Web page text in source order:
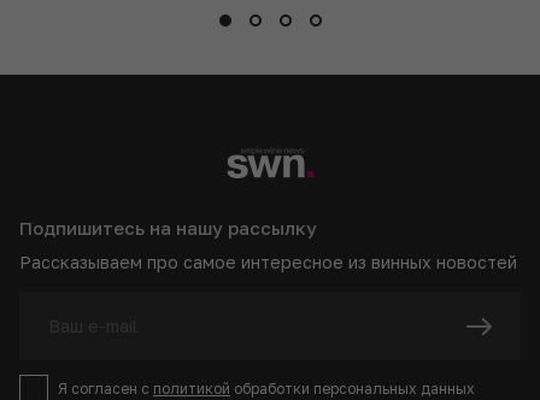
Подпишитесь на нашу рассылку
Рассказываем про самое интересное из винных новостей
Я согласен с политикой обработки персональных данных